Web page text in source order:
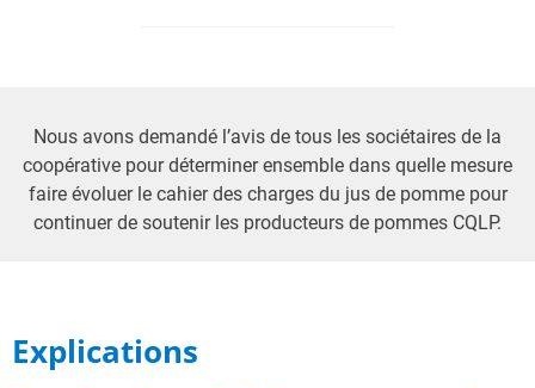
Nous avons demandé l’avis de tous les sociétaires de la
coopérative pour déterminer ensemble dans quelle mesure
faire évoluer le cahier des charges du jus de pomme pour
continuer de soutenir les producteurs de pommes CQLP.
Explications